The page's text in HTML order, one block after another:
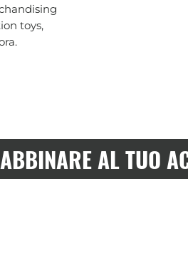
toys,
AL TUO